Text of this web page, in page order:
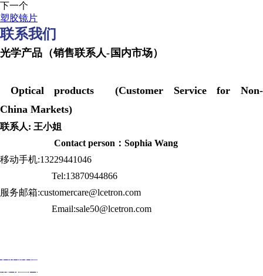
下一个
塑胶镜片
联系我们
光学产品（销售联系人-国内市场）
Optical products (Customer Service for Non-
China Markets)
联系人: 王小姐
Contact person：Sophia Wang
移动手机:13229441046
Tel:13870944866
服务邮箱:customercare@lcetron.com
Email:sale50@lcetron.com